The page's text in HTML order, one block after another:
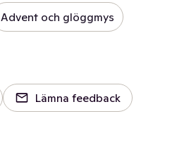
Advent och glöggmys
Lämna feedback